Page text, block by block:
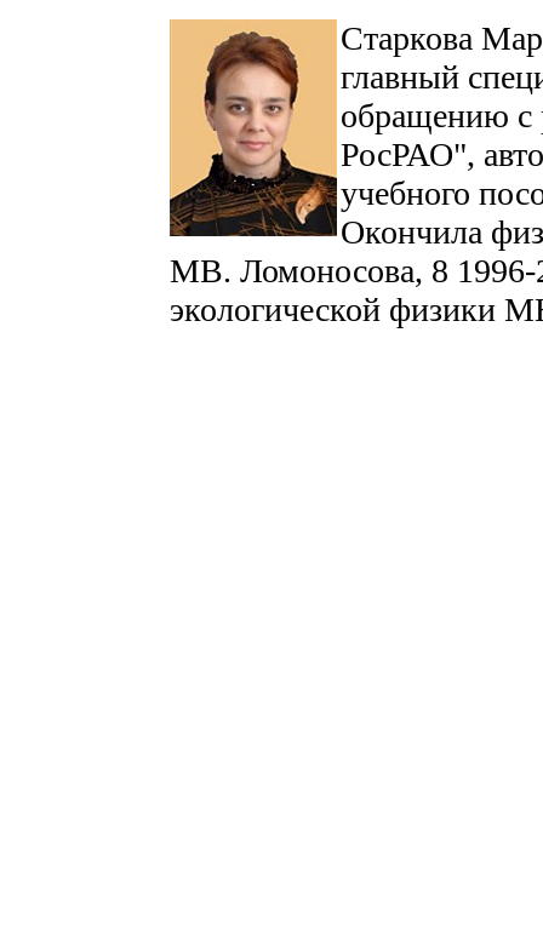
Старкова
главный
обращению с
РосРАО",
учебного
Окончила
MB. Ломоносова, 8 1996-
экологической физики